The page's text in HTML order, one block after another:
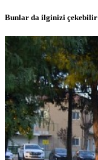
Bunlar da ilginizi çekebilir